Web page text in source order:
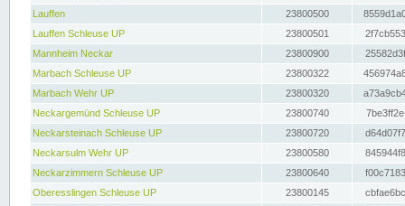
Lauffen
23800500
Lauffen Schleuse UP
23800501
Mannheim Neckar
23800900
Marbach Schleuse UP
23800322
Marbach Wehr UP
23800320
Neckargemünd Schleuse UP
23800740
Neckarsteinach Schleuse UP
23800720
Neckarsulm Wehr UP
23800580
Neckarzimmern Schleuse UP
23800640
Oberesslingen Schleuse UP
23800145